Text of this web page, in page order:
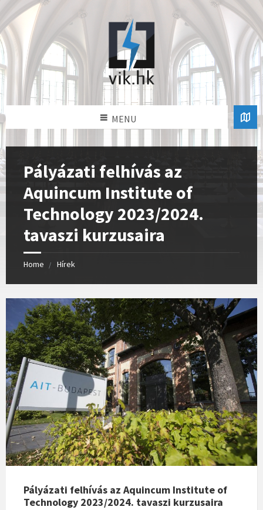
MENU
Pályázati felhívás az
Aquincum Institute of
Technology 2023/2024.
tavaszi kurzusaira
Home Hírek
Pályázati felhívás az Aquincum Institute of
Technology 2023/2024. tavaszi kurzusaira